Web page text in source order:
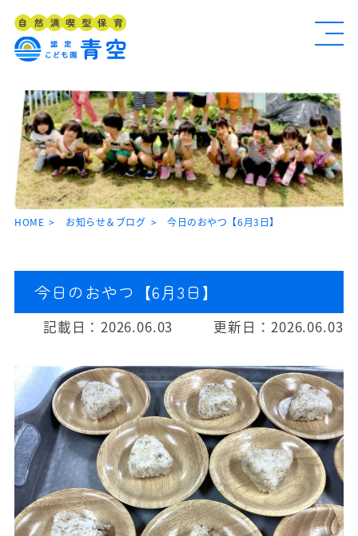
HOME お知らせ＆ブログ 今日のおやつ【6月3日】
今日のおやつ【6月3日】
記載日： 2026.06.03 更新日： 2026.06.03